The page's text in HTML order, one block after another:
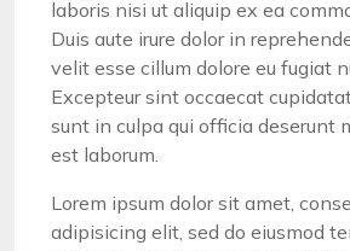
laboris nisi ut aliquip ex ea
Duis aute irure dolor in
velit esse cillum dolore eu fugiat
Excepteur sint occaecat
sunt in culpa qui officia deserunt
est laborum.
Lorem ipsum dolor sit amet,
adipisicing elit, sed do eiusmod